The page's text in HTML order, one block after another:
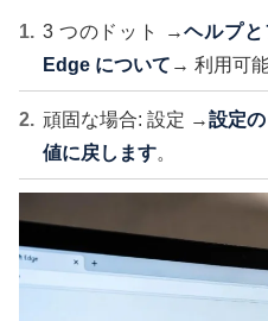
3 つのドット →ヘルプと
Edge について → 利用可
頑固な場合: 設定 →設定
値に戻します。